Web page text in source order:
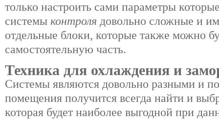
только настроить сами параметры
системы контроля довольно сложные и
отдельные блоки, которые также можно
самостоятельную часть.
Техника для охлаждения и
Системы являются довольно разными и
помещения получится всегда найти и
которая будет наиболее выгодной при